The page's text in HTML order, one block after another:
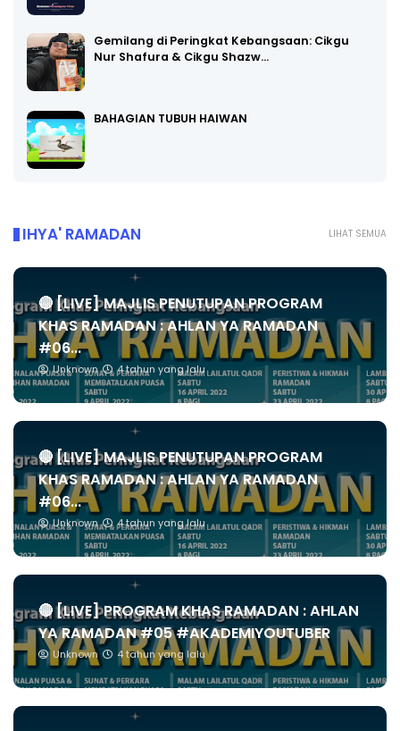
Gemilang di Peringkat Kebangsaan: Cikgu
Nur Shafura & Cikgu Shazw…
BAHAGIAN TUBUH HAIWAN
LIHAT SEMUA
IHYA' RAMADAN
🔴 [LIVE] MAJLIS PENUTUPAN PROGRAM
KHAS RAMADAN : AHLAN YA RAMADAN
#06...
Unknown 4 tahun yang lalu
🔴 [LIVE] MAJLIS PENUTUPAN PROGRAM
KHAS RAMADAN : AHLAN YA RAMADAN
#06...
Unknown 4 tahun yang lalu
🔴 [LIVE] PROGRAM KHAS RAMADAN : AHLAN
YA RAMADAN #05 #AKADEMIYOUTUBER
Unknown 4 tahun yang lalu